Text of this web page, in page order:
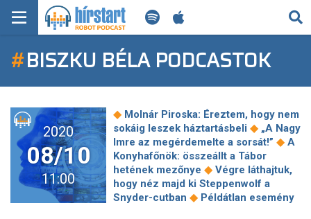
KERESÉS
KEZDŐLAP
FRISS HÍREK
TECH HÍREK
FILM-ZENE-SZÓRAKOZÁS
PLAYLIST
#BISZKU BÉLA PODCASTOK
2020
08/10
11:00
◆ Molnár Piroska: Éreztem, hogy nem
sokáig leszek háztartásbeli ◆ „A Nagy
Imre az megérdemelte a sorsát!” ◆ A
Konyhafőnök: összeállt a Tábor
hetének mezőnye ◆ Végre láthajtuk,
hogy néz majd ki Steppenwolf a
Snyder-cutban ◆ Példátlan esemény